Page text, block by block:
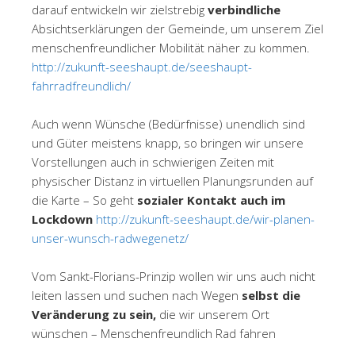
darauf entwickeln wir zielstrebig verbindliche
Absichtserklärungen der Gemeinde, um unserem Ziel
menschenfreundlicher Mobilität näher zu kommen.
http://zukunft-seeshaupt.de/seeshaupt-
fahrradfreundlich/
Auch wenn Wünsche (Bedürfnisse) unendlich sind
und Güter meistens knapp, so bringen wir unsere
Vorstellungen auch in schwierigen Zeiten mit
physischer Distanz in virtuellen Planungsrunden auf
die Karte – So geht sozialer Kontakt auch im
Lockdown http://zukunft-seeshaupt.de/wir-planen-
unser-wunsch-radwegenetz/
Vom Sankt-Florians-Prinzip wollen wir uns auch nicht
leiten lassen und suchen nach Wegen selbst die
Veränderung zu sein, die wir unserem Ort
wünschen – Menschenfreundlich Rad fahren